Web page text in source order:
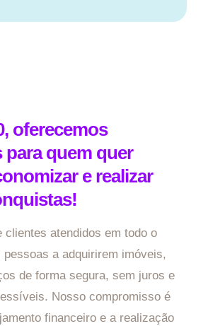
oferecemos
quem quer
e realizar
clientes atendidos em todo o
pessoas a adquirirem imóveis,
de forma segura, sem juros e
Nosso compromisso é
financeiro e a realização